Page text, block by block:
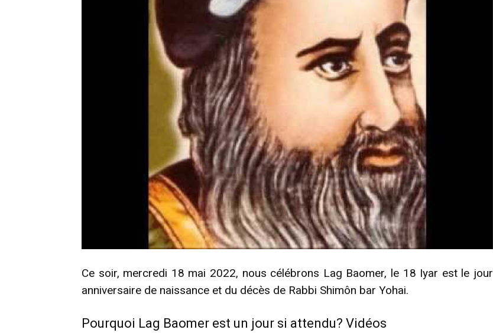
Ce soir, mercredi 18 mai 2022, nous célébrons Lag Baomer, le 18 Iyar est le jour
anniversaire de naissance et du décès de Rabbi Shimôn bar Yohai.
Pourquoi Lag Baomer est un jour si attendu? Vidéos